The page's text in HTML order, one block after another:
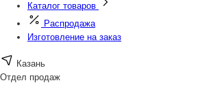
Каталог товаров
Распродажа
Изготовление на заказ
Казань
Отдел продаж